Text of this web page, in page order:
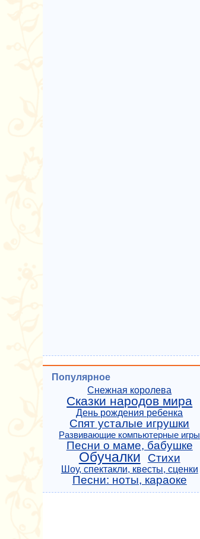
Популярное
Снежная королева
Сказки народов мира
День рождения ребенка
Спят усталые игрушки
Развивающие компьютерные игры
Песни о маме, бабушке
Обучалки Стихи
Шоу, спектакли, квесты, сценки
Песни: ноты, караоке